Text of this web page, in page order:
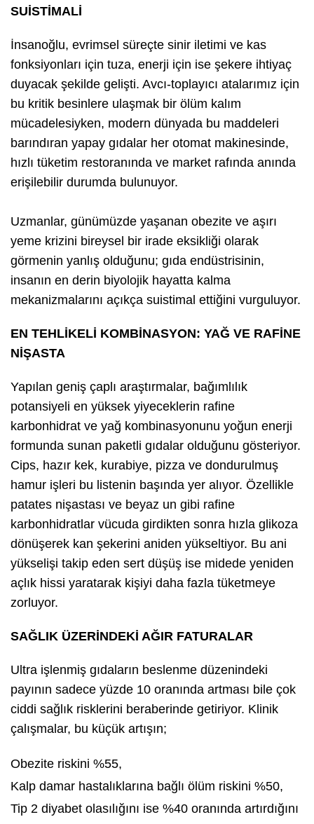
SUİSTİMALİ
İnsanoğlu, evrimsel süreçte sinir iletimi ve kas
fonksiyonları için tuza, enerji için ise şekere ihtiyaç
duyacak şekilde gelişti. Avcı-toplayıcı atalarımız için
bu kritik besinlere ulaşmak bir ölüm kalım
mücadelesiyken, modern dünyada bu maddeleri
barındıran yapay gıdalar her otomat makinesinde,
hızlı tüketim restoranında ve market rafında anında
erişilebilir durumda bulunuyor.
Uzmanlar, günümüzde yaşanan obezite ve aşırı
yeme krizini bireysel bir irade eksikliği olarak
görmenin yanlış olduğunu; gıda endüstrisinin,
insanın en derin biyolojik hayatta kalma
mekanizmalarını açıkça suistimal ettiğini vurguluyor.
EN TEHLİKELİ KOMBİNASYON: YAĞ VE RAFİNE
NİŞASTA
Yapılan geniş çaplı araştırmalar, bağımlılık
potansiyeli en yüksek yiyeceklerin rafine
karbonhidrat ve yağ kombinasyonunu yoğun enerji
formunda sunan paketli gıdalar olduğunu gösteriyor.
Cips, hazır kek, kurabiye, pizza ve dondurulmuş
hamur işleri bu listenin başında yer alıyor. Özellikle
patates nişastası ve beyaz un gibi rafine
karbonhidratlar vücuda girdikten sonra hızla glikoza
dönüşerek kan şekerini aniden yükseltiyor. Bu ani
yükselişi takip eden sert düşüş ise midede yeniden
açlık hissi yaratarak kişiyi daha fazla tüketmeye
zorluyor.
SAĞLIK ÜZERİNDEKİ AĞIR FATURALAR
Ultra işlenmiş gıdaların beslenme düzenindeki
payının sadece yüzde 10 oranında artması bile çok
ciddi sağlık risklerini beraberinde getiriyor. Klinik
çalışmalar, bu küçük artışın;
Obezite riskini %55,
Kalp damar hastalıklarına bağlı ölüm riskini %50,
Tip 2 diyabet olasılığını ise %40 oranında artırdığını